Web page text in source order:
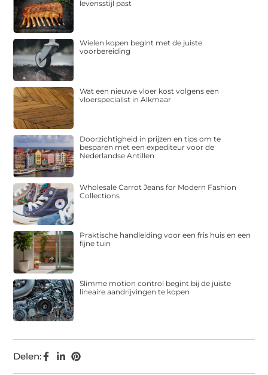
Delen:
levensstijl past
Wielen kopen begint met de juiste
voorbereiding
Wat een nieuwe vloer kost volgens een
vloerspecialist in Alkmaar
Doorzichtigheid in prijzen en tips om te
besparen met een expediteur voor de
Nederlandse Antillen
Wholesale Carrot Jeans for Modern Fashion
Collections
Praktische handleiding voor een fris huis en een
fijne tuin
Slimme motion control begint bij de juiste
lineaire aandrijvingen te kopen